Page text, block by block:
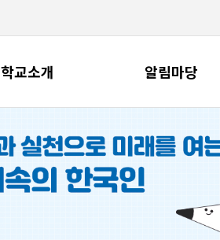
학교소개 알림마당